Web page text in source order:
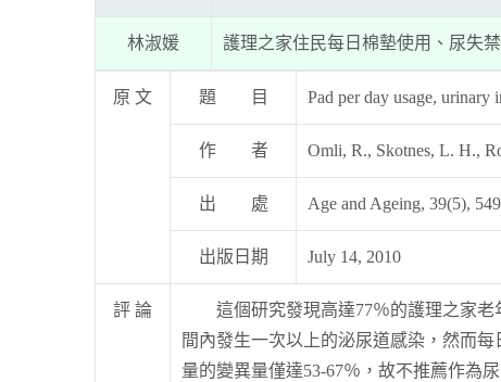
林淑媛 護理之家住民每日棉墊使用、尿失
原 文 題 目 Pad per day usage, urinary
作 者 Omli, R., Skotnes, L. H.,
出 處 Age and Ageing, 39(5),
出版日期 July 14, 2010
評 論
這個研究發現高達77％的護理之家老
間內發生一次以上的泌尿道感染，然而
量的變異量僅達53-67％，故不推薦作為